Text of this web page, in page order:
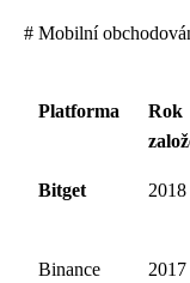
# Mobilní
Platforma
Rok
Bitget 2018
Binance 2017